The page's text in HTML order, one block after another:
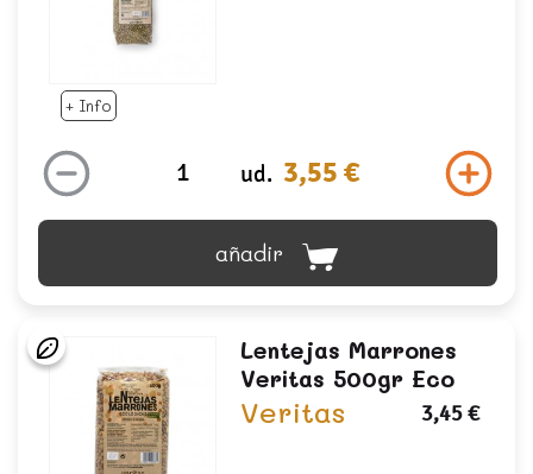
+ Info
ud. 3,55 €
añadir
Lentejas Marrones
Veritas 500gr Eco
Veritas 3,45 €